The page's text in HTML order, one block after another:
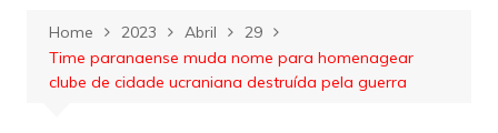
Home 2023 Abril
29
Time paranaense muda nome para homenagear
clube de cidade ucraniana destruída pela guerra